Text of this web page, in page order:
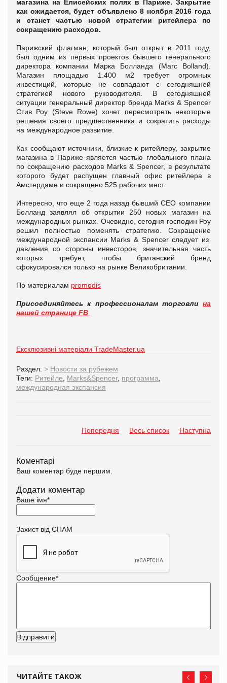
магазина на Елисейских полях в Париже. Закрытие
как ожидается, будет объявлено 8 ноября 2016 года
и станет частью новой стратегии ритейлера по
сокращению расходов.
Парижский флагман, который был открыт в 2011 году,
был одним из первых проектов бывшего генерального
директора компании Марка Болланда (Marc Bolland).
Магазин площадью 1.400 м2 требует огромных
инвестиций, которые не совпадают с сегодняшней
стратегией нового руководителя. В сегодняшней
ситуации генеральный директор бренда Marks & Spencer
Стив Роу (Steve Rowe) хочет пересмотреть некоторые
решения своего предшественника и сократить расходы
на международное развитие.
Как сообщают источники, близкие к ритейлеру, закрытие
магазина в Париже является частью глобального плана
по сокращению расходов Marks & Spencer, в результате
которого будет распущен главный офис ритейлера в
Амстердаме и сокращено 525 рабочих мест.
Интересно, что еще 2 года назад бывший СЕО компании
Болланд заявлял об открытии 250 новых магазин на
международных рынках. Очевидно, сегодня господин Роу
решил полностью поменять стратегию. Сокращение
международной экспансии Marks & Spencer следует из
давления со стороны инвесторов, значительная часть
которых требует, чтобы британский бренд
сфокусировался только на рынке Великобритании.
По материалам promodis
Присоединяйтесь к профессионалам торговли на
нашей странице FB
Ексклюзивні матеріали TradeMaster.ua
Раздел: > Новости за рубежем
Теги: Ритейле, Marks&Spencer, программа,
международная экспансия
Попередня Весь список Наступна
Коментарі
Ваш коментар буде першим.
Додати коментар
Ваше імя*
Захист від СПАМ
Сообщение*
ЧИТАЙТЕ ТАКОЖ